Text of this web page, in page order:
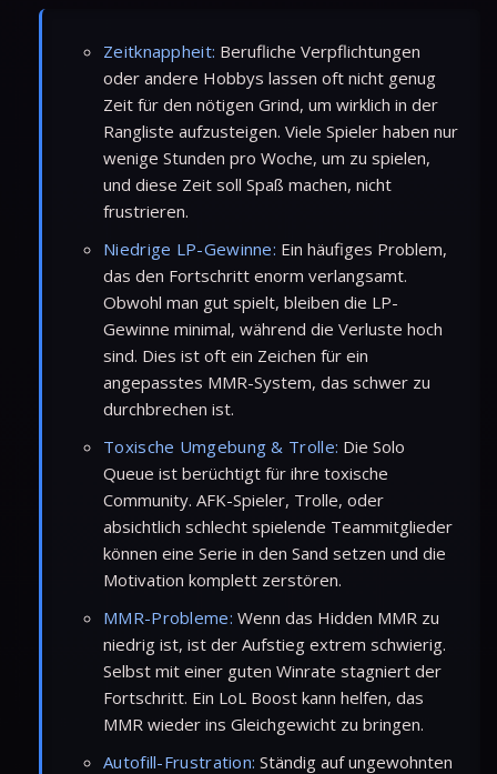
Zeitknappheit: Berufliche Verpflichtungen
oder andere Hobbys lassen oft nicht genug
Zeit für den nötigen Grind, um wirklich in der
Rangliste aufzusteigen. Viele Spieler haben nur
wenige Stunden pro Woche, um zu spielen,
und diese Zeit soll Spaß machen, nicht
frustrieren.
Niedrige LP-Gewinne: Ein häufiges Problem,
das den Fortschritt enorm verlangsamt.
Obwohl man gut spielt, bleiben die LP-
Gewinne minimal, während die Verluste hoch
sind. Dies ist oft ein Zeichen für ein
angepasstes MMR-System, das schwer zu
durchbrechen ist.
Toxische Umgebung & Trolle: Die Solo
Queue ist berüchtigt für ihre toxische
Community. AFK-Spieler, Trolle, oder
absichtlich schlecht spielende Teammitglieder
können eine Serie in den Sand setzen und die
Motivation komplett zerstören.
MMR-Probleme: Wenn das Hidden MMR zu
niedrig ist, ist der Aufstieg extrem schwierig.
Selbst mit einer guten Winrate stagniert der
Fortschritt. Ein LoL Boost kann helfen, das
MMR wieder ins Gleichgewicht zu bringen.
Autofill-Frustration: Ständig auf ungewohnten